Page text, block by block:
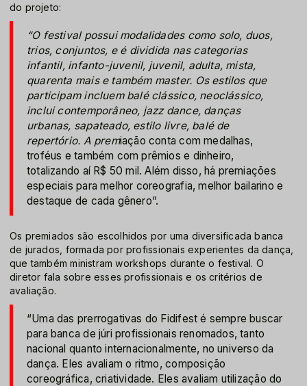
do projeto:
“O festival possui modalidades como solo, duos,
trios, conjuntos, e é dividida nas categorias
infantil, infanto-juvenil, juvenil, adulta, mista,
quarenta mais e também master. Os estilos que
participam incluem balé clássico, neoclássico,
inclui contemporâneo, jazz dance, danças
urbanas, sapateado, estilo livre, balé de
repertório. A premiação conta com medalhas,
troféus e também com prêmios e dinheiro,
totalizando aí R$ 50 mil. Além disso, há premiações
especiais para melhor coreografia, melhor bailarino e
destaque de cada gênero”.
Os premiados são escolhidos por uma diversificada banca
de jurados, formada por profissionais experientes da dança,
que também ministram workshops durante o festival. O
diretor fala sobre esses profissionais e os critérios de
avaliação.
“Uma das prerrogativas do Fidifest é sempre buscar
para banca de júri profissionais renomados, tanto
nacional quanto internacionalmente, no universo da
dança. Eles avaliam o ritmo, composição
coreográfica, criatividade. Eles avaliam utilização do